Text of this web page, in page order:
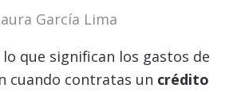
García Lima
lo que significan los gastos de
cuando contratas un crédito